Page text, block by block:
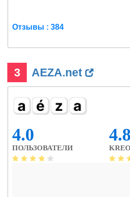
Отзывы : 384
3 AEZA.net
4.0
ПОЛЬЗОВАТЕЛИ
4.8